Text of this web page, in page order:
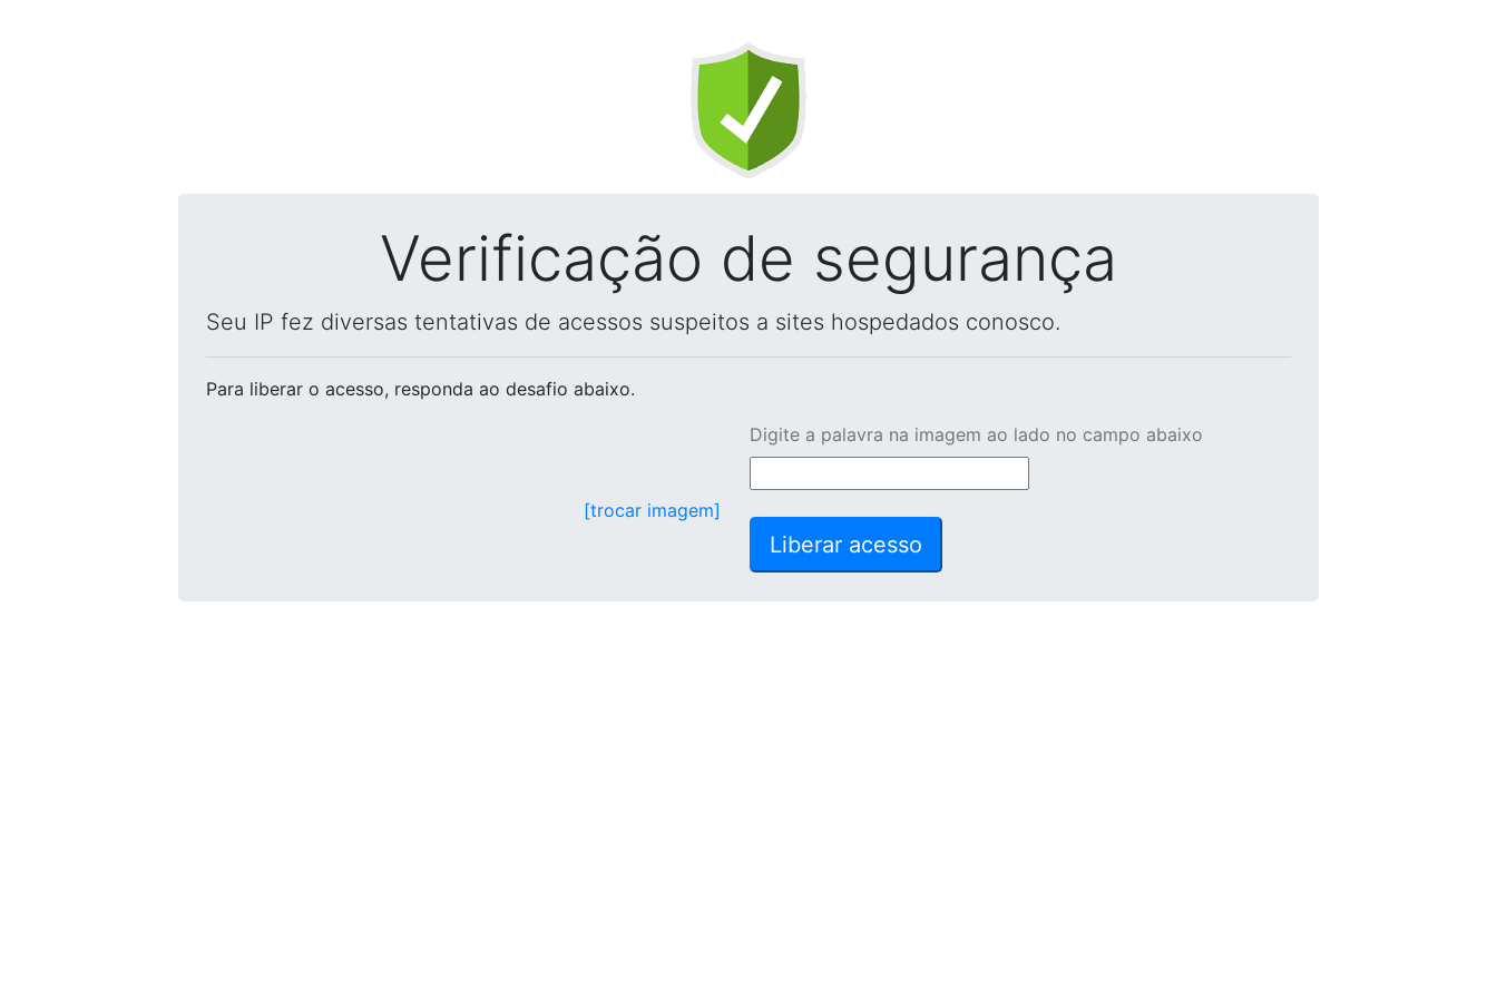
Verificação de segurança
Seu IP fez diversas tentativas de acessos suspeitos a sites hospedados conosco.
Para liberar o acesso, responda ao desafio abaixo.
[trocar imagem]
Digite a palavra na imagem ao lado no campo abaixo